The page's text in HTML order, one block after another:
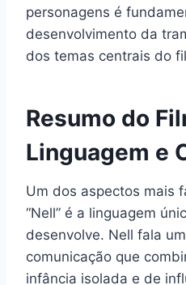
personagens é
desenvolvimento da
dos temas centrais do
Resumo do
Linguagem e
Um dos aspectos mais
“Nell” é a linguagem
desenvolve. Nell fala
comunicação que
infância isolada e de